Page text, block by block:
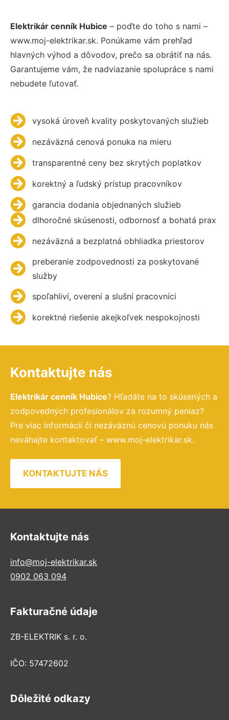
Elektrikár cenník Hubice – poďte do toho s nami –
www.moj-elektrikar.sk. Ponúkame vám prehľad
hlavných výhod a dôvodov, prečo sa obrátiť na nás.
Garantujeme vám, že nadviazanie spolupráce s nami
nebudete ľutovať.
vysoká úroveň kvality poskytovaných služieb
nezáväzná cenová ponuka na mieru
transparentné ceny bez skrytých poplatkov
korektný a ľudský prístup pracovníkov
garancia dodania objednaných služieb
dlhoročné skúsenosti, odbornosť a bohatá prax
nezáväzná a bezplatná obhliadka priestorov
preberanie zodpovednosti za poskytované
služby
spoľahliví, overení a slušní pracovníci
korektné riešenie akejkoľvek nespokojnosti
Kontaktujte nás
Elektrikár cenník Hubice? Hľadáte na to skúsených a
zodpovedných profesionálov za rozumný peniaz?
Pre viac informácií či nezáväznú cenovú ponuku nás
neváhajte kontaktovať – www.moj-elektrikar.sk.
KONTAKTUJTE NÁS
Kontaktujte nás
info@moj-elektrikar.sk
0902 063 094
Fakturačné údaje
ZB-ELEKTRIK s. r. o.
IČO: 57472602
Dôležité odkazy